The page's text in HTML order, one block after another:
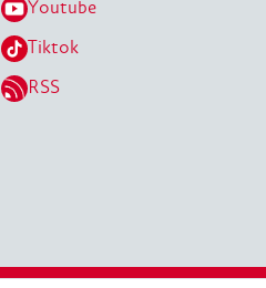
Youtube
Tiktok
RSS